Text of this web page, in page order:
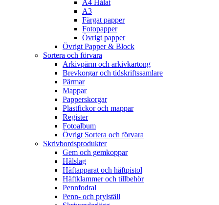
A4 Hålat
A3
Färgat papper
Fotopapper
Övrigt papper
Övrigt Papper & Block
Sortera och förvara
Arkivpärm och arkivkartong
Brevkorgar och tidskriftssamlare
Pärmar
Mappar
Papperskorgar
Plastfickor och mappar
Register
Fotoalbum
Övrigt Sortera och förvara
Skrivbordsprodukter
Gem och gemkoppar
Hålslag
Häftapparat och häftpistol
Häftklammer och tillbehör
Pennfodral
Penn- och prylställ